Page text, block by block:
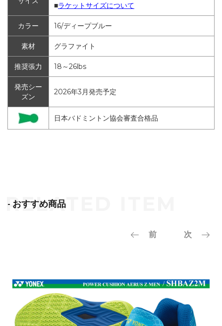
■ラケットサイズについて
カラー 16/ディープブルー
素材 グラファイト
推奨張力 18～26lbs
発売シー
ズン
2026年3月発売予定
日本バドミントン協会審査合格品
- おすすめ商品
前 次